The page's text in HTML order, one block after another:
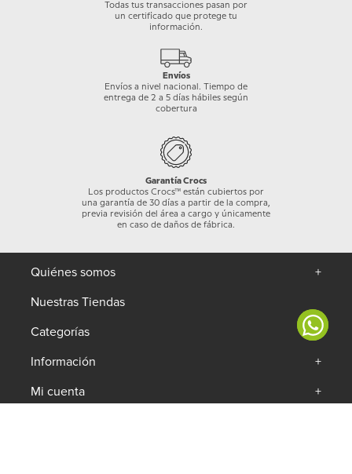
Todas tus transacciones pasan por
un certificado que protege tu
información.
Envíos
Envíos a nivel nacional. Tiempo de
entrega de 2 a 5 días hábiles según
cobertura
Garantía Crocs
Los productos Crocs™ están cubiertos por
una garantía de 30 días a partir de la compra,
previa revisión del área a cargo y únicamente
en caso de daños de fábrica.
Quiénes somos
+
Nuestras Tiendas
Categorías
+
Información
+
Mi cuenta
+